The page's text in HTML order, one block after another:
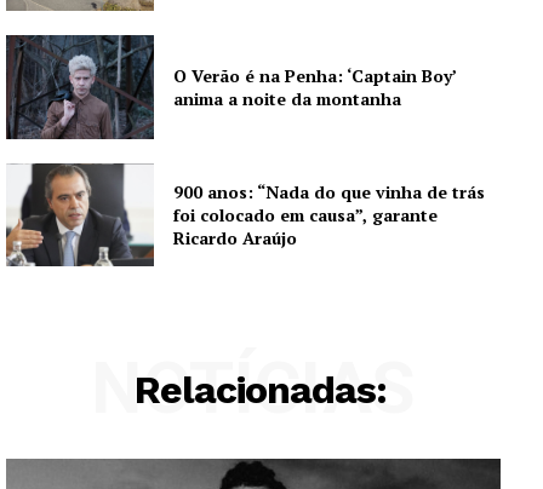
O Verão é na Penha: ‘Captain Boy’
anima a noite da montanha
900 anos: “Nada do que vinha de trás
foi colocado em causa”, garante
Ricardo Araújo
Relacionadas:
NOTÍCIAS